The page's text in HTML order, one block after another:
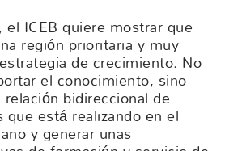
ICEB quiere mostrar que
región prioritaria y muy
de crecimiento. No
el conocimiento, sino
bidireccional de
está realizando en el
y generar unas